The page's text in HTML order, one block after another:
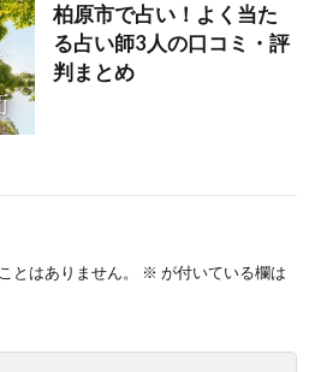
柏原市で占い！よく当た
る占い師3人の口コミ・評
判まとめ
とはありません。 ※ が付いている欄は